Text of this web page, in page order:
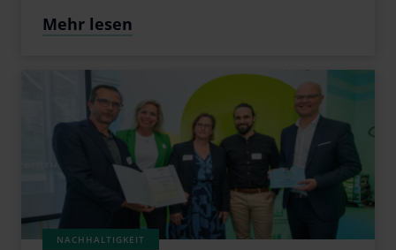
Mehr lesen